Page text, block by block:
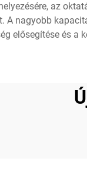
az
A nagyobb
elősegítése és a